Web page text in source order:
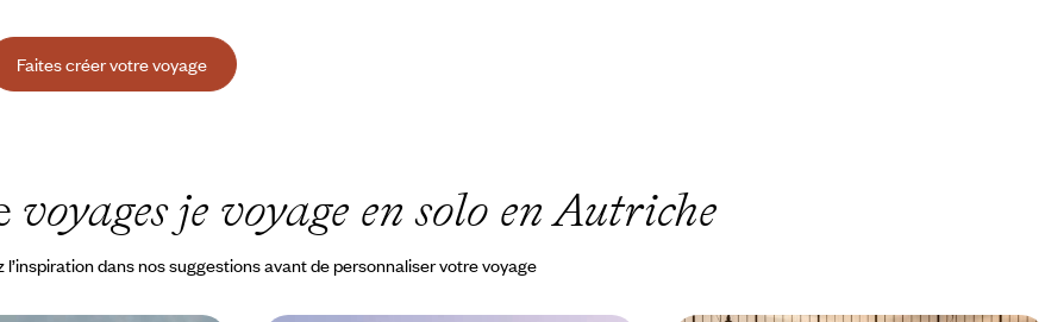
Faites créer votre voyage
voyages je voyage en solo en Autriche
l’inspiration dans nos suggestions avant de personnaliser votre voyage